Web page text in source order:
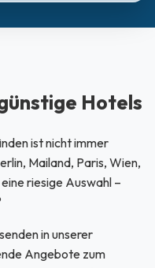
Hotels
ist nicht immer
Mailand, Paris, Wien,
riesige Auswahl –
in unserer
Angebote zum